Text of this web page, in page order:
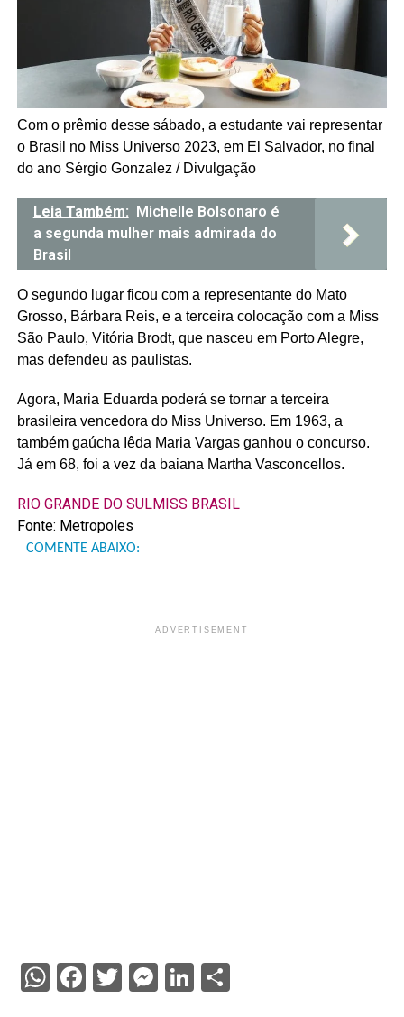
Com o prêmio desse sábado, a estudante vai representar
o Brasil no Miss Universo 2023, em El Salvador, no final
do ano Sérgio Gonzalez / Divulgação
Leia Também: Michelle Bolsonaro é
a segunda mulher mais admirada do
Brasil
O segundo lugar ficou com a representante do Mato
Grosso, Bárbara Reis, e a terceira colocação com a Miss
São Paulo, Vitória Brodt, que nasceu em Porto Alegre,
mas defendeu as paulistas.
Agora, Maria Eduarda poderá se tornar a terceira
brasileira vencedora do Miss Universo. Em 1963, a
também gaúcha Iêda Maria Vargas ganhou o concurso.
Já em 68, foi a vez da baiana Martha Vasconcellos.
RIO GRANDE DO SULMISS BRASIL
Fonte: Metropoles
COMENTE ABAIXO:
ADVERTISEMENT
WhatsApp
Facebook
Twitter
Messenger
LinkedIn
Share